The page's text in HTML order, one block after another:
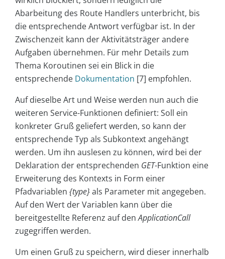
Abarbeitung des Route Handlers unterbricht, bis
die entsprechende Antwort verfügbar ist. In der
Zwischenzeit kann der Aktivitätsträger andere
Aufgaben übernehmen. Für mehr Details zum
Thema Koroutinen sei ein Blick in die
entsprechende Dokumentation [7] empfohlen.
Auf dieselbe Art und Weise werden nun auch die
weiteren Service-Funktionen definiert: Soll ein
konkreter Gruß geliefert werden, so kann der
entsprechende Typ als Subkontext angehängt
werden. Um ihn auslesen zu können, wird bei der
Deklaration der entsprechenden GET-Funktion eine
Erweiterung des Kontexts in Form einer
Pfadvariablen {type}als Parameter mit angegeben.
Auf den Wert der Variablen kann über die
bereitgestellte Referenz auf denApplicationCall
zugegriffen werden.
Um einen Gruß zu speichern, wird dieser innerhalb